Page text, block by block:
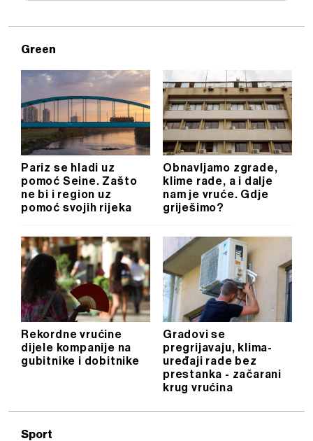
Green
Pariz se hladi uz
pomoć Seine. Zašto
ne bi i region uz
pomoć svojih rijeka
Obnavljamo zgrade,
klime rade, a i dalje
nam je vruće. Gdje
griješimo?
Rekordne vrućine
dijele kompanije na
gubitnike i dobitnike
Gradovi se
pregrijavaju, klima-
uređaji rade bez
prestanka - začarani
krug vrućina
Sport